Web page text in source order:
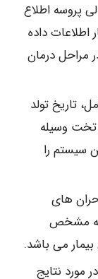
پروسه اطلاع
اطلاعات داده
مراحل درمان
تاریخ تولد
تخت وسیله
سیستم را
های
مشخص
می باشد.
مورد نتایج